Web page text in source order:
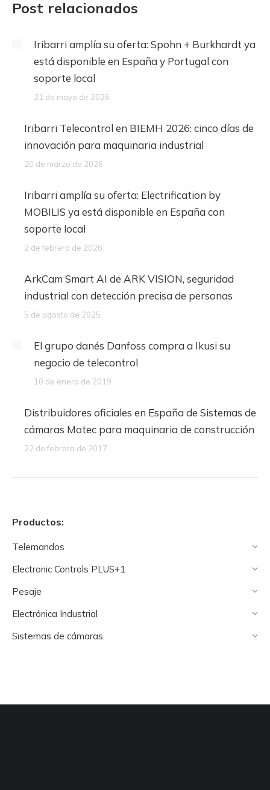
Post relacionados
Iribarri amplía su oferta: Spohn + Burkhardt ya
está disponible en España y Portugal con
soporte local
21 de mayo de 2026
Iribarri Telecontrol en BIEMH 2026: cinco días de
innovación para maquinaria industrial
20 de marzo de 2026
Iribarri amplía su oferta: Electrification by
MOBILIS ya está disponible en España con
soporte local
2 de febrero de 2026
ArkCam Smart AI de ARK VISION, seguridad
industrial con detección precisa de personas
5 de agosto de 2025
El grupo danés Danfoss compra a Ikusi su
negocio de telecontrol
10 de enero de 2019
Distribuidores oficiales en España de Sistemas de
cámaras Motec para maquinaria de construcción
22 de febrero de 2017
Productos:
Telemandos
Electronic Controls PLUS+1
Pesaje
Electrónica Industrial
Sistemas de cámaras